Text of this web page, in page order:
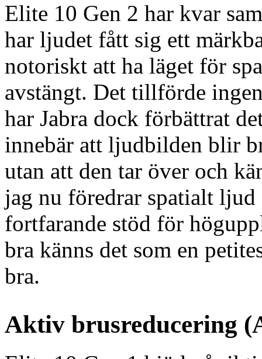
Elite 10 Gen 2 har kvar
har ljudet fått sig ett
notoriskt att ha läget för
avstängt. Det tillförde
har Jabra dock förbättrat
innebär att ljudbilden blir
utan att den tar över och
jag nu föredrar spatialt
fortfarande stöd för
bra känns det som en
bra.
Aktiv brusreducering